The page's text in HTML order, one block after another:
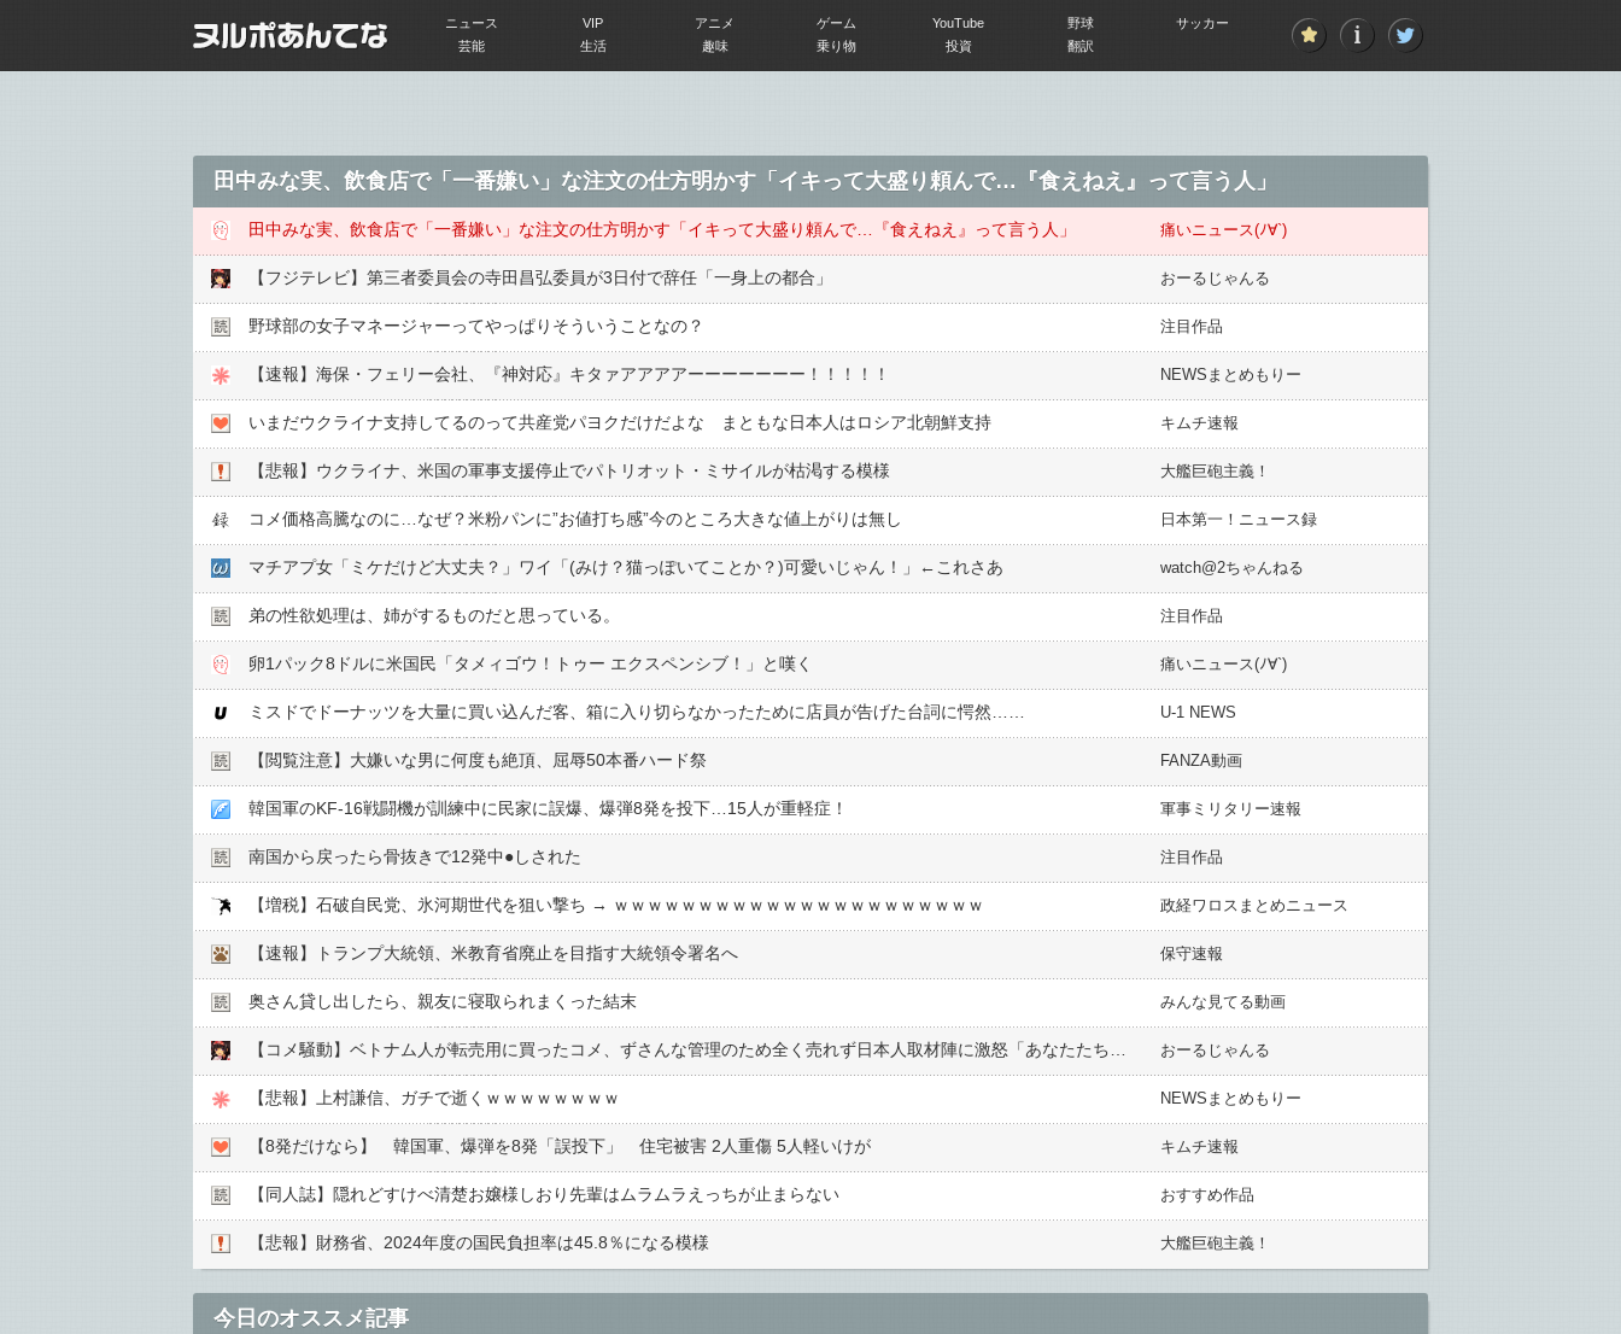
ニュース VIP アニメ ゲーム YouTube 野球
サッカー
芸能
生活 趣味 乗り物 投資 翻訳
田中みな実、飲食店で「一番嫌い」な注文の仕方明かす「イキって大盛り頼んで…『食えねえ』って言う人」
田中みな実、飲食店で「一番嫌い」な注文の仕方明かす「イキって大盛り頼んで…『食えねえ』って言う人」 痛いニュース(ﾉ∀`)
【フジテレビ】第三者委員会の寺田昌弘委員が3日付で辞任「一身上の都合」 おーるじゃんる
野球部の女子マネージャーってやっぱりそういうことなの？ 注目作品
【速報】海保・フェリー会社、『神対応』キタァアアアアーーーーーーー！！！！！ NEWSまとめもりー
いまだウクライナ支持してるのって共産党パヨクだけだよな まともな日本人はロシア北朝鮮支持 キムチ速報
【悲報】ウクライナ、米国の軍事支援停止でパトリオット・ミサイルが枯渇する模様 大艦巨砲主義！
コメ価格高騰なのに…なぜ？米粉パンに”お値打ち感”今のところ大きな値上がりは無し 日本第一！ニュース録
マチアプ女「ミケだけど大丈夫？」ワイ「(みけ？猫っぽいてことか？)可愛いじゃん！」←これさあ watch@2ちゃんねる
弟の性欲処理は、姉がするものだと思っている。 注目作品
卵1パック8ドルに米国民「タメィゴウ！トゥー エクスペンシブ！」と嘆く 痛いニュース(ﾉ∀`)
ミスドでドーナッツを大量に買い込んだ客、箱に入り切らなかったために店員が告げた台詞に愕然…… U-1 NEWS
【閲覧注意】大嫌いな男に何度も絶頂、屈辱50本番ハード祭 FANZA動画
韓国軍のKF-16戦闘機が訓練中に民家に誤爆、爆弾8発を投下…15人が重軽症！ 軍事ミリタリー速報
南国から戻ったら骨抜きで12発中●︎しされた 注目作品
【増税】石破自民党、氷河期世代を狙い撃ち → ｗｗｗｗｗｗｗｗｗｗｗｗｗｗｗｗｗｗｗｗｗｗ 政経ワロスまとめニュース
【速報】トランプ大統領、米教育省廃止を目指す大統領令署名へ 保守速報
奥さん貸し出したら、親友に寝取られまくった結末 みんな見てる動画
おーるじゃんる
【悲報】上村謙信、ガチで逝くｗｗｗｗｗｗｗｗ NEWSまとめもりー
【8発だけなら】 韓国軍、爆弾を8発「誤投下」 住宅被害 2人重傷 5人軽いけが キムチ速報
【同人誌】隠れどすけべ清楚お嬢様しおり先輩はムラムラえっちが止まらない おすすめ作品
【悲報】財務省、2024年度の国民負担率は45.8％になる模様 大艦巨砲主義！
今日のオススメ記事